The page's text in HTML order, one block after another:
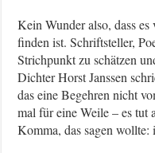
Kein Wunder also, dass
finden ist. Schriftsteller,
Strichpunkt zu schätzen
Dichter Horst Janssen
das eine Begehren nicht
mal für eine Weile – es tut
Komma, das sagen